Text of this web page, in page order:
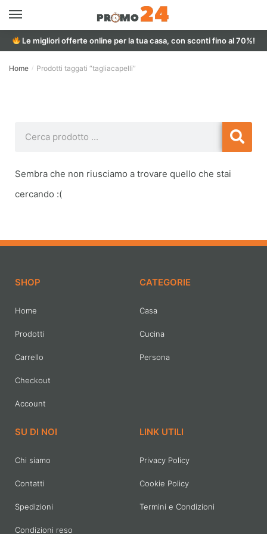
Le migliori offerte online per la tua casa, con sconti fino al 70%!
Home / Prodotti taggati “tagliacapelli”
Sembra che non riusciamo a trovare quello che stai
cercando :(
SHOP
Home
Prodotti
Carrello
Checkout
Account
CATEGORIE
Casa
Cucina
Persona
SU DI NOI
Chi siamo
Contatti
Spedizioni
Condizioni reso
LINK UTILI
Privacy Policy
Cookie Policy
Termini e Condizioni